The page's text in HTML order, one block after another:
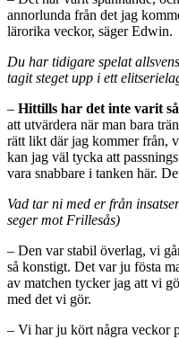
annorlunda från det jag
lärorika veckor, säger Edwin.
Du har tidigare spelat
tagit steget upp i ett
– Hittills har det inte varit
att utvärdera när man bara
rätt likt där jag kommer från,
kan jag väl tycka att
vara snabbare i tanken här.
Vad tar ni med er från
seger mot Frillesås)
– Den var stabil överlag, vi
så konstigt. Det var ju fösta
av matchen tycker jag att vi
med det vi gör.
– Vi har ju kört några veckor